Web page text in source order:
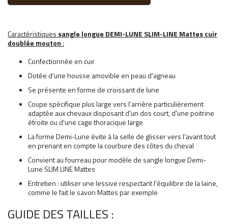
Caractéristiques sangle longue DEMI-LUNE SLIM-LINE Mattes cuir
doublée mouton:
Confectionnée en cuir
Dotée d'une housse amovible en peau d'agneau
Se présente en forme de croissant de lune
Coupe spécifique plus large vers l'arrière particulièrement
adaptée aux chevaux disposant d'un dos court, d'une poitrine
étroite ou d'une cage thoracique large
La forme Demi-Lune évite à la selle de glisser vers l'avant tout
en prenant en compte la courbure des côtes du cheval
Convient au fourreau pour modèle de sangle longue Demi-
Lune SLIM LINE Mattes
Entretien : utiliser une lessive respectant l'équilibre de la laine,
comme le fait le savon Mattes par exemple
GUIDE DES TAILLES :